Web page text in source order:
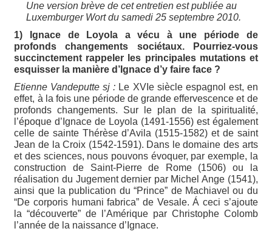
Une version brève de cet entretien est publiée au
Luxemburger Wort du samedi 25 septembre 2010.
1) Ignace de Loyola a vécu à une période de
profonds changements sociétaux. Pourriez-vous
succinctement rappeler les principales mutations et
esquisser la manière d’Ignace d’y faire face ?
Etienne Vandeputte sj : Le XVIe siècle espagnol est, en
effet, à la fois une période de grande effervescence et de
profonds changements. Sur le plan de la spiritualité,
l’époque d’Ignace de Loyola (1491-1556) est également
celle de sainte Thérèse d’Avila (1515-1582) et de saint
Jean de la Croix (1542-1591). Dans le domaine des arts
et des sciences, nous pouvons évoquer, par exemple, la
construction de Saint-Pierre de Rome (1506) ou la
réalisation du Jugement dernier par Michel Ange (1541),
ainsi que la publication du “Prince” de Machiavel ou du
“De corporis humani fabrica” de Vesale. Á ceci s’ajoute
la “découverte” de l’Amérique par Christophe Colomb
l’année de la naissance d’Ignace.